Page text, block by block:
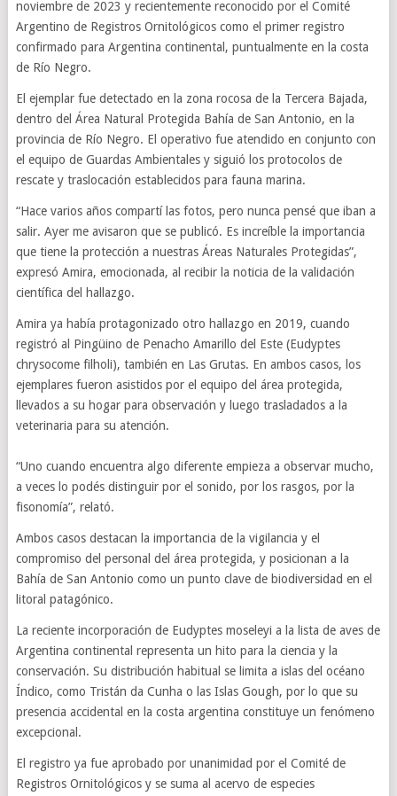
noviembre de 2023 y recientemente reconocido por el Comité
Argentino de Registros Ornitológicos como el primer registro
confirmado para Argentina continental, puntualmente en la costa
de Río Negro.
El ejemplar fue detectado en la zona rocosa de la Tercera Bajada,
dentro del Área Natural Protegida Bahía de San Antonio, en la
provincia de Río Negro. El operativo fue atendido en conjunto con
el equipo de Guardas Ambientales y siguió los protocolos de
rescate y traslocación establecidos para fauna marina.
“Hace varios años compartí las fotos, pero nunca pensé que iban a
salir. Ayer me avisaron que se publicó. Es increíble la importancia
que tiene la protección a nuestras Áreas Naturales Protegidas”,
expresó Amira, emocionada, al recibir la noticia de la validación
científica del hallazgo.
Amira ya había protagonizado otro hallazgo en 2019, cuando
registró al Pingüino de Penacho Amarillo del Este (Eudyptes
chrysocome filholi), también en Las Grutas. En ambos casos, los
ejemplares fueron asistidos por el equipo del área protegida,
llevados a su hogar para observación y luego trasladados a la
veterinaria para su atención.
“Uno cuando encuentra algo diferente empieza a observar mucho,
a veces lo podés distinguir por el sonido, por los rasgos, por la
fisonomía”, relató.
Ambos casos destacan la importancia de la vigilancia y el
compromiso del personal del área protegida, y posicionan a la
Bahía de San Antonio como un punto clave de biodiversidad en el
litoral patagónico.
La reciente incorporación de Eudyptes moseleyi a la lista de aves de
Argentina continental representa un hito para la ciencia y la
conservación. Su distribución habitual se limita a islas del océano
Índico, como Tristán da Cunha o las Islas Gough, por lo que su
presencia accidental en la costa argentina constituye un fenómeno
excepcional.
El registro ya fue aprobado por unanimidad por el Comité de
Registros Ornitológicos y se suma al acervo de especies